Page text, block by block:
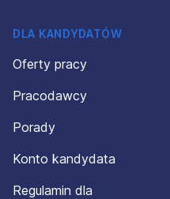
DLA KANDYDATÓW
Oferty pracy
Pracodawcy
Porady
Konto kandydata
Regulamin dla